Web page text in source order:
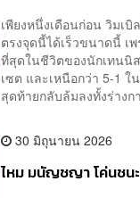
เพียงหนึ่งเดือนก่อน วิมเ
ตรงจุดนี้ได้เร็วขนาดนี้ เ
ที่สุดในชีวิตของนักเทนนิ
เซต และเหนือกว่า 5-1 ใ
สุดท้ายกลับล้มลงทั้งร่างก
30 มิถุนายน 2026
ไหม มนัญชญา โค่นชน